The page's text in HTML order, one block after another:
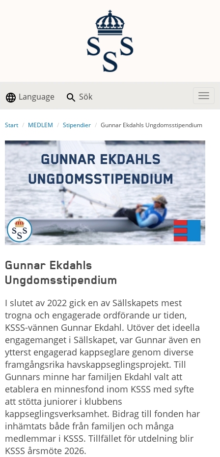
Language Sök
Start MEDLEM Stipendier Gunnar Ekdahls Ungdomsstipendium
Gunnar Ekdahls
Ungdomsstipendium
I slutet av 2022 gick en av Sällskapets mest
trogna och engagerade ordförande ur tiden,
KSSS-vännen Gunnar Ekdahl. Utöver det ideella
engagemanget i Sällskapet, var Gunnar även en
ytterst engagerad kappseglare genom diverse
framgångsrika havskappseglingsprojekt. Till
Gunnars minne har familjen Ekdahl valt att
etablera en minnesfond inom KSSS med syfte
att stötta juniorer i klubbens
kappseglingsverksamhet. Bidrag till fonden har
inhämtats både från familjen och många
medlemmar i KSSS. Tillfället för utdelning blir
KSSS årsmöte 2026.